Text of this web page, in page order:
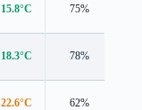
15.8°C 75%
18.3°C 78%
22.6°C 62%